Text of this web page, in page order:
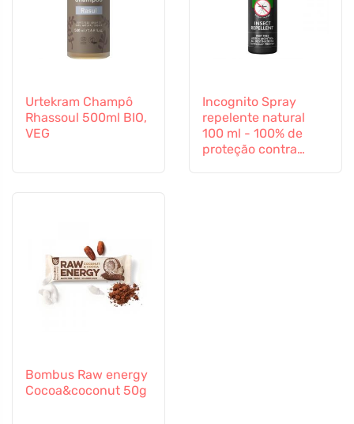
Urtekram Champô
Rhassoul 500ml BIO,
VEG
Incognito Spray
repelente natural
100 ml - 100% de
proteção contra
Bombus Raw energy
Cocoa&coconut 50g